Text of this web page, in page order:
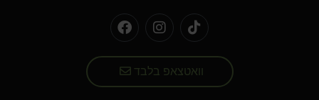
וואטצאפ בלבד